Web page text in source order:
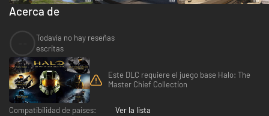
Acerca de
Todavía no hay reseñas
escritas
Este DLC requiere el juego base Halo: The
Master Chief Collection
Compatibilidad de países:
Ver la lista